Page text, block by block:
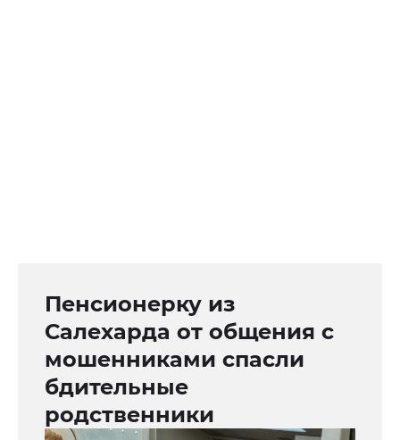
Пенсионерку из
Салехарда от общения с
мошенниками спасли
бдительные
родственники